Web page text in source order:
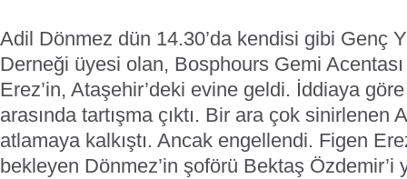
Adil Dönmez dün 14.30’da kendisi gibi Genç
Derneği üyesi olan, Bosphours Gemi
Erez’in, Ataşehir’deki evine geldi. İddiaya
arasında tartışma çıktı. Bir ara çok sinirlenen
atlamaya kalkıştı. Ancak engellendi. Figen
bekleyen Dönmez’in şoförü Bektaş Özdemir’i